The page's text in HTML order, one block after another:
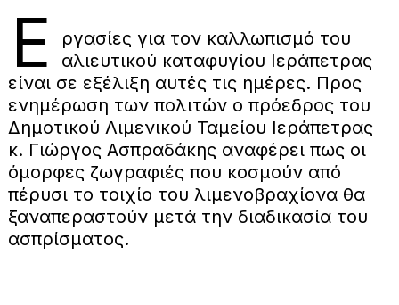
Ε
ργασίες για τον καλλωπισμό του
αλιευτικού καταφυγίου Ιεράπετρας
είναι σε εξέλιξη αυτές τις ημέρες. Προς
ενημέρωση των πολιτών ο πρόεδρος του
Δημοτικού Λιμενικού Ταμείου Ιεράπετρας
κ. Γιώργος Ασπραδάκης αναφέρει πως οι
όμορφες ζωγραφιές που κοσμούν από
πέρυσι το τοιχίο του λιμενοβραχίονα θα
ξαναπεραστούν μετά την διαδικασία του
ασπρίσματος.